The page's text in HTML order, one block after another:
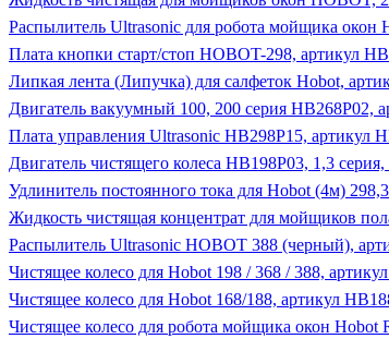
Распылитель Ultrasonic для робота мойщика
Плата кнопки старт/стоп HOBOT-298, артикул
Липкая лента (Липучка) для салфеток Hobot,
Двигатель вакуумный 100, 200 серия HB268P02,
Плата управления Ultrasonic HB298P15, артикул
Двигатель чистящего колеса HB198P03, 1,3
Удлинитель постоянного тока для Hobot (4м)
Жидкость чистящая концентрат для мойщиков
Распылитель Ultrasonic HOBOT 388 (черный),
Чистящее колесо для Hobot 198 / 368 / 388,
Чистящее колесо для Hobot 168/188, артикул
Чистящее колесо для робота мойщика окон Hobot